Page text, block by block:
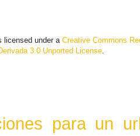
licensed under a Creative Commons
3.0 Unported License.
para un